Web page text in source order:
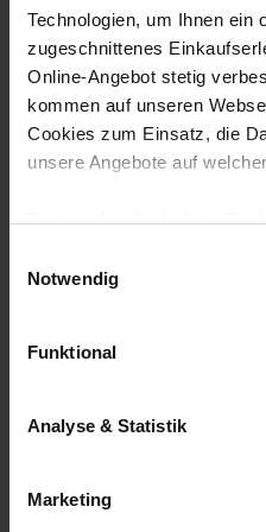
Technologien, um Ihnen ein
zugeschnittenes
Online-Angebot stetig
kommen auf unseren
Cookies zum Einsatz, die
unsere Angebote auf
Technisch erforderliche
grundlegende Funktionen
gewährleisten.
Für die Darstellung
und Inhalte aufgrund Ihres
Zwecke zur Analyse und
Notwendig
Funktional
Analyse & Statistik
Marketing
climate-neutral
shipping
14 day return policy